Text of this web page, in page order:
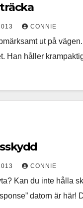
CONNIE
ut på
Han håller
CONNIE
Kan du inte hålla
datorn är här!